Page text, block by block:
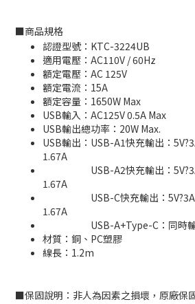
■商品規格
認證型號：KTC-3224UB
適用電壓：AC110V / 60Hz
額定電壓：AC 125V
額定電流：15A
額定容量：1650W Max
USB輸入：AC125V 0.5A Max
USB輸出總功率：20W Max.
USB輸出：USB-A1快充輸出：
1.67A
USB-A2快充輸出：5V?3A
1.67A
USB-C快充輸出：5V?3A或
1.67A
USB-A+Type-C：同時輸
材質：銅、PC塑膠
線長：1.2m
■保固說明：非人為因素之損壞，原廠保